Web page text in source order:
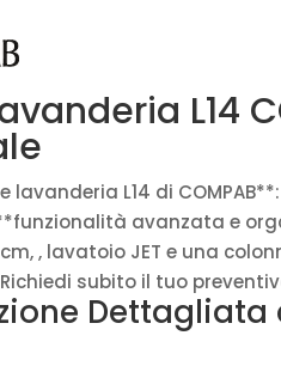
L14
lavanderia L14 di
avanzata e
cm, , lavatoio JET e una
subito il tuo
Dettagliata